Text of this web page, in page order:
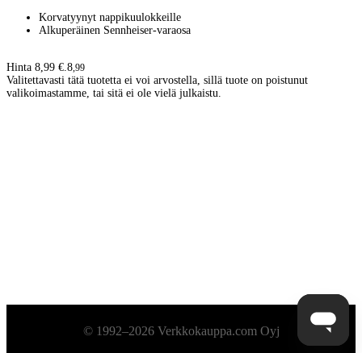
Korvatyynyt nappikuulokkeille
Alkuperäinen Sennheiser-varaosa
Hinta 8,99 €. 8,99
Valitettavasti tätä tuotetta ei voi arvostella, sillä tuote on poistunut
valikoimastamme, tai sitä ei ole vielä julkaistu.
Alatunniste© 1992–2026 Verkkokauppa.com Oyj